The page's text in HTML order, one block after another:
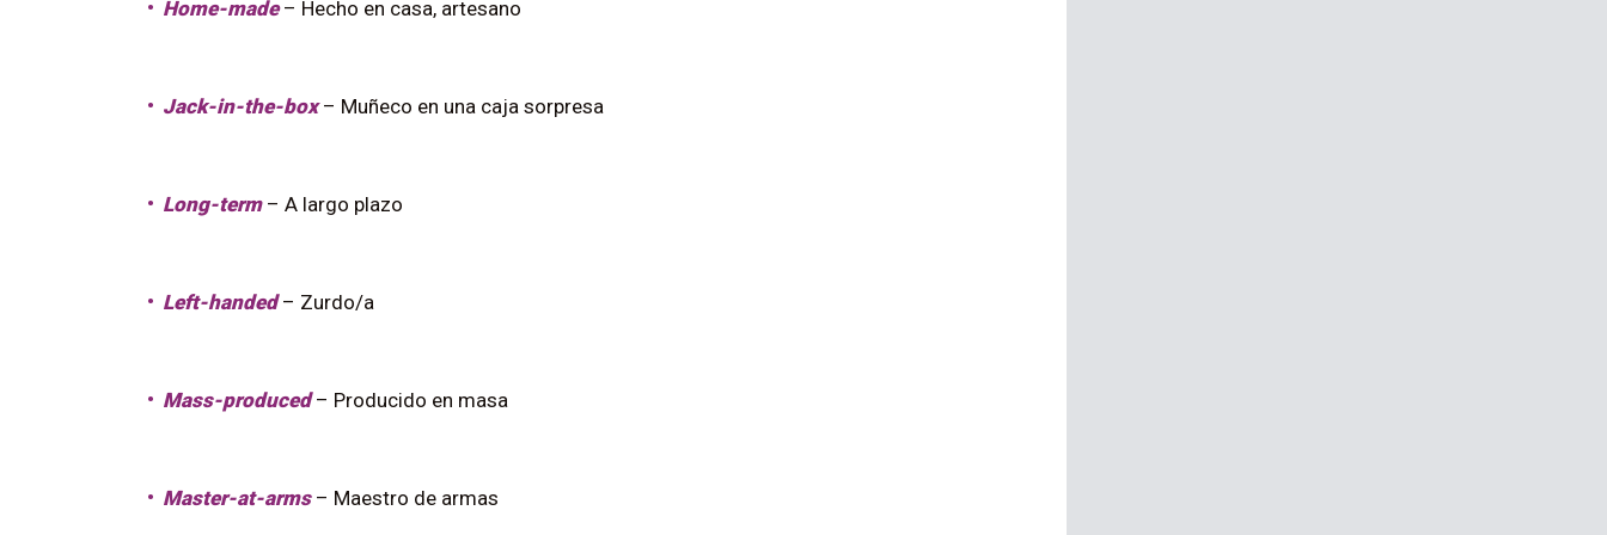
Home-made – Hecho en casa, artesano
Jack-in-the-box– Muñeco en una caja sorpresa
Long-term– A largo plazo
Left-handed– Zurdo/a
Mass-produced– Producido en masa
Master-at-arms– Maestro de armas